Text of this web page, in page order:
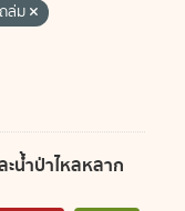
ล่ม
น้ำป่าไหลหลาก